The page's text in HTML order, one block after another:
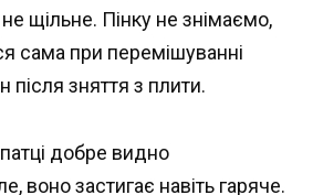
щільне. Пінку не знімаємо,
сама при перемішуванні
після зняття з плити.
добре видно
воно застигає навіть гаряче.